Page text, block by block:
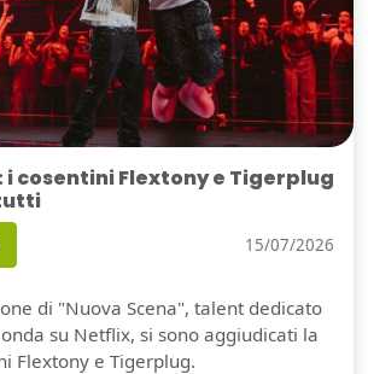
i cosentini Flextony e Tigerplug
15/07/2026
di "Nuova Scena", talent dedicato
su Netflix, si sono aggiudicati la
Flextony e Tigerplug.